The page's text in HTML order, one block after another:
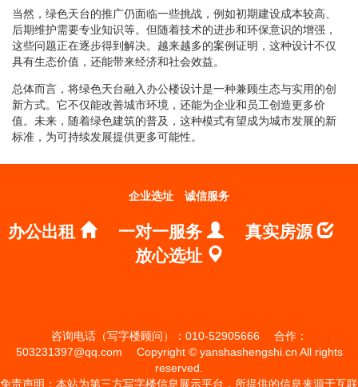
当然，绿色天台的推广仍面临一些挑战，例如初期建设成本较高、
后期维护需要专业知识等。但随着技术的进步和环保意识的增强，
这些问题正在逐步得到解决。越来越多的案例证明，这种设计不仅
具有生态价值，还能带来经济和社会效益。
总体而言，将绿色天台融入办公楼设计是一种兼顾生态与实用的创
新方式。它不仅能改善城市环境，还能为企业和员工创造更多价
值。未来，随着绿色建筑的普及，这种模式有望成为城市发展的新
标准，为可持续发展提供更多可能性。
企业选址 诚信服务
办公出租 一对一服务
真实房源
放心选址
咨询电话（写字楼顾问）：010-52905666
合作：
503231397@qq.com
Copyright © yanshashengshi.cn All rights
reserved.
免责声明：本站为第三方写字楼信息展示平台，所提供的信息来源于互联